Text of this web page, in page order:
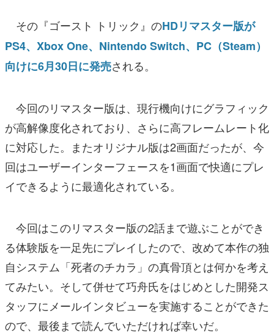
その『ゴースト トリック』のHDリマスター版が
PS4、Xbox One、Nintendo Switch、PC（Steam）
向けに6月30日に発売される。
今回のリマスター版は、現行機向けにグラフィック
が高解像度化されており、さらに高フレームレート化
に対応した。またオリジナル版は2画面だったが、今
回はユーザーインターフェースを1画面で快適にプレ
イできるように最適化されている。
今回はこのリマスター版の2話まで遊ぶことができ
る体験版を一足先にプレイしたので、改めて本作の独
自システム「死者のチカラ」の真骨頂とは何かを考え
てみたい。そして併せて巧舟氏をはじめとした開発ス
タッフにメールインタビューを実施することができた
ので、最後まで読んでいただければ幸いだ。